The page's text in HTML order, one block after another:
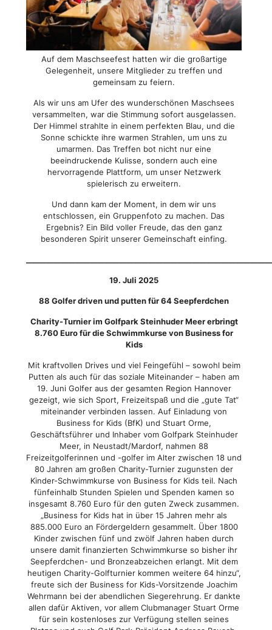
Auf dem Maschseefest hatten wir die großartige
Gelegenheit, unsere Mitglieder zu treffen und
gemeinsam zu feiern.
Als wir uns am Ufer des wunderschönen Maschsees
versammelten, war die Stimmung sofort ausgelassen.
Der Himmel strahlte in einem perfekten Blau, und die
Sonne schickte ihre warmen Strahlen, um uns zu
umarmen. Das Treffen bot nicht nur eine
beeindruckende Kulisse, sondern auch eine
hervorragende Plattform, um unser Netzwerk
spielerisch zu erweitern.
Und dann kam der Moment, in dem wir uns
entschlossen, ein Gruppenfoto zu machen. Das
Ergebnis? Ein Bild voller Freude, das den ganz
besonderen Spirit unserer Gemeinschaft einfing.
19. Juli 2025
88 Golfer driven und putten für 64 Seepferdchen
Charity-Turnier im Golfpark Steinhuder Meer erbringt
8.760 Euro für die Schwimmkurse von Business for
Kids
Mit kraftvollen Drives und viel Feingefühl – sowohl beim
Putten als auch für das soziale Miteinander – haben am
19. Juni Golfer aus der gesamten Region Hannover
gezeigt, wie sich Sport, Freizeitspaß und die „gute Tat“
miteinander verbinden lassen. Auf Einladung von
Business for Kids (BfK) und Stuart Orme,
Geschäftsführer und Inhaber vom Golfpark Steinhuder
Meer, in Neustadt/Mardorf, nahmen 88
Freizeitgolferinnen und -golfer im Alter zwischen 18 und
80 Jahren am großen Charity-Turnier zugunsten der
Kinder-Schwimmkurse von Business for Kids teil. Nach
fünfeinhalb Stunden Spielen und Spenden kamen so
insgesamt 8.760 Euro für den guten Zweck zusammen.
„Business for Kids hat in über 15 Jahren mehr als
885.000 Euro an Fördergeldern gesammelt. Über 1800
Kinder zwischen fünf und zwölf Jahren haben durch
unsere damit finanzierten Schwimmkurse so bisher ihr
Seepferdchen- und Bronzeabzeichen erlangt. Mit dem
heutigen Charity-Golfturnier kommen weitere 64 hinzu“,
freute sich der Business for Kids-Vorsitzende Joachim
Wehrmann bei der abendlichen Siegerehrung. Er dankte
allen dafür Aktiven, vor allem Clubmanager Stuart Orme
für sein kostenloses zur Verfügung stellen seines